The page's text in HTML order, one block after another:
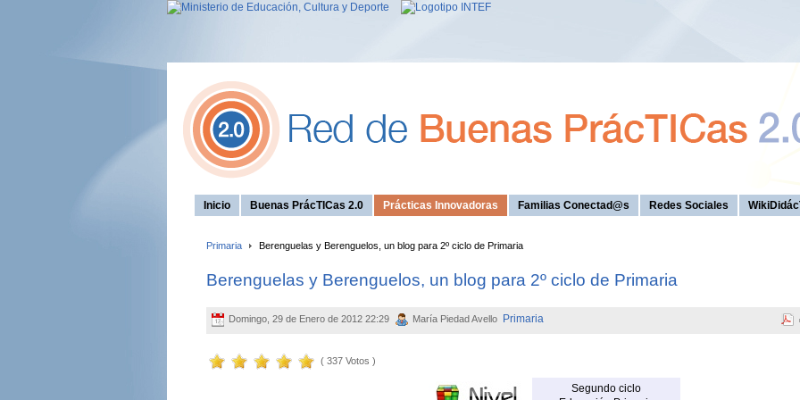
Inicio Buenas PrácTICas 2.0 Prácticas Innovadoras Familias Conectad@s Redes Sociales
Primaria Berenguelas y Berenguelos, un blog para 2º ciclo de Primaria
Berenguelas y Berenguelos, un blog para 2º ciclo de Primaria
Domingo, 29 de Enero de 2012 22:29 María Piedad Avello Primaria
( 337 Votos )
Segundo ciclo